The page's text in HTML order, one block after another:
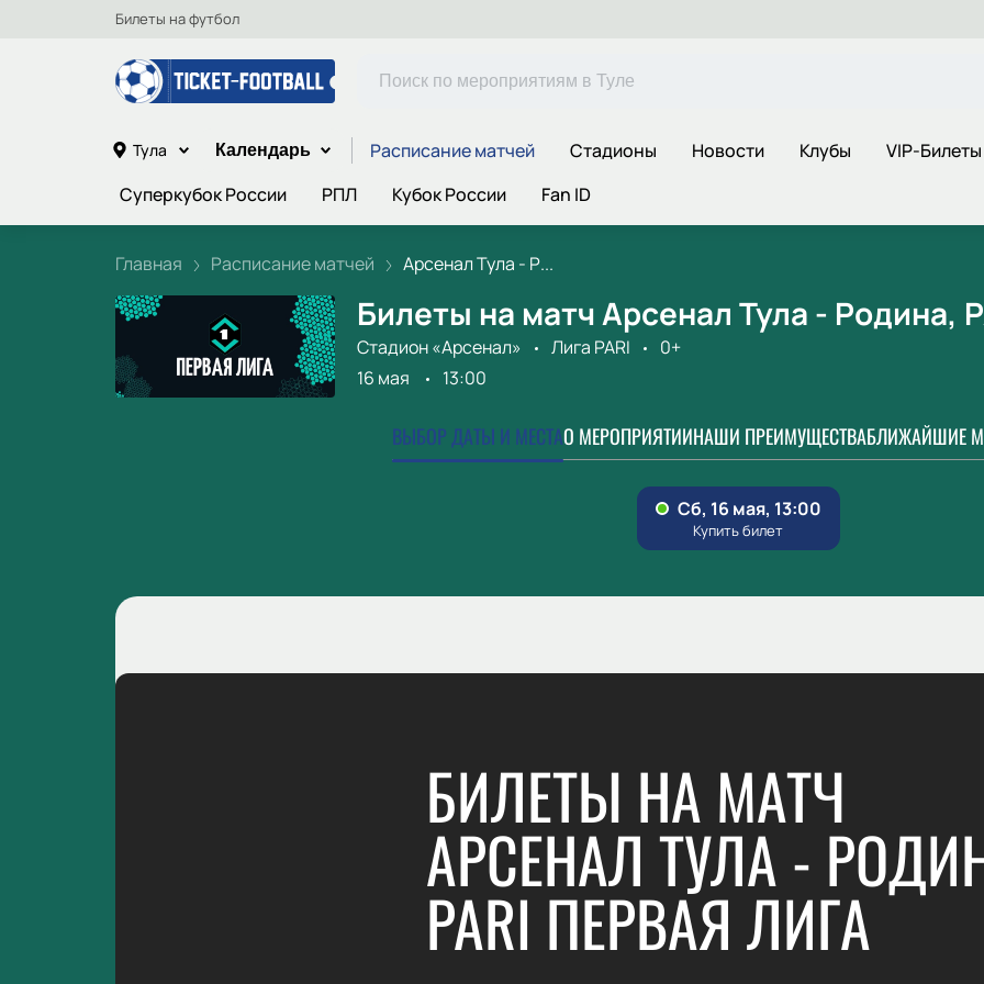
Билеты на футбол
Тула Календарь Расписание матчей Стадионы Новости Клубы
VIP-Билеты
Суперкубок России
РПЛ Кубок России Fan ID
Главная Расписание матчей Арсенал Тула - Р...
Билеты на матч Арсенал Тула - Родина,
Стадион «Арсенал» Лига PARI
0+
16 мая
13:00
ВЫБОР ДАТЫ И МЕСТАО МЕРОПРИЯТИИНАШИ ПРЕИМУЩЕСТВАБЛИЖАЙШИЕ
БИЛЕТЫ НА МАТЧ
АРСЕНАЛ ТУЛА -
PARI ПЕРВАЯ ЛИГА